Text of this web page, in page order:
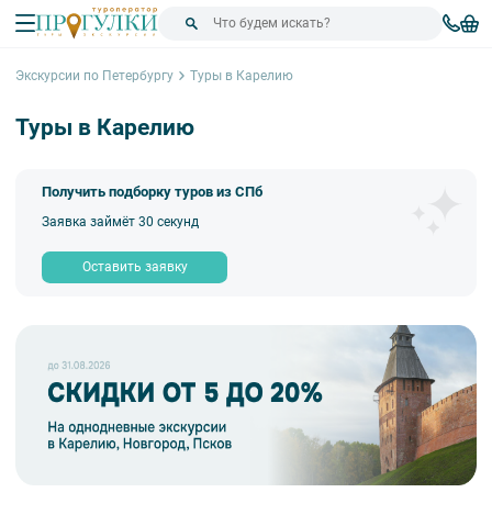
Экскурсии по Петербургу Туры в Карелию
Туры в Карелию
Получить подборку туров из СПб
Заявка займёт 30 секунд
Оставить заявку